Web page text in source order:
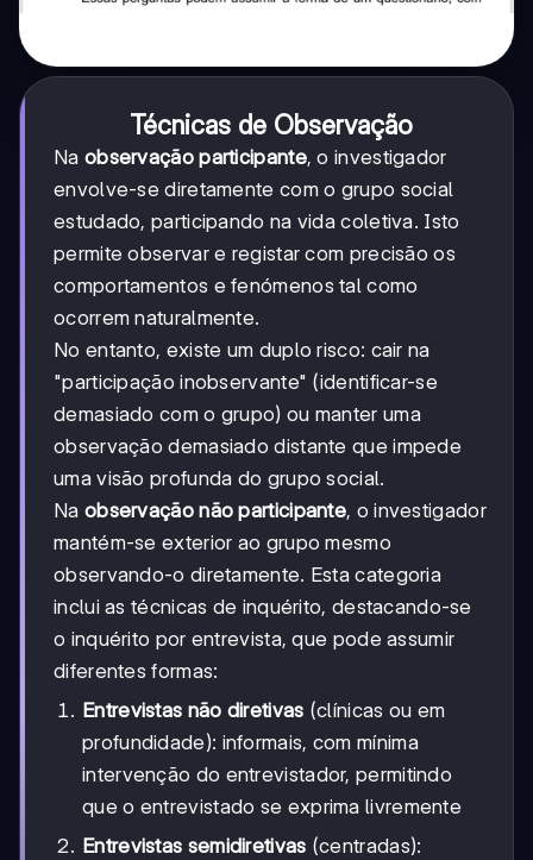
Técnicas de Observação
Na observação participante, o investigador
envolve-se diretamente com o grupo social
estudado, participando na vida coletiva. Isto
permite observar e registar com precisão os
comportamentos e fenómenos tal como
ocorrem naturalmente.
No entanto, existe um duplo risco: cair na
"participação inobservante" (identificar-se
demasiado com o grupo) ou manter uma
observação demasiado distante que impede
uma visão profunda do grupo social.
Na observação não participante, o investigador
mantém-se exterior ao grupo mesmo
observando-o diretamente. Esta categoria
inclui as técnicas de inquérito, destacando-se
o inquérito por entrevista, que pode assumir
diferentes formas:
Entrevistas não diretivas (clínicas ou em
profundidade): informais, com mínima
intervenção do entrevistador, permitindo
que o entrevistado se exprima livremente
Entrevistas semidiretivas (centradas):